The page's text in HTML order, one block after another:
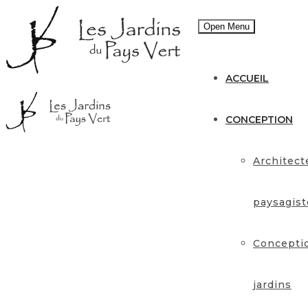
Open Menu
ACCUEIL
CONCEPTION
jardins